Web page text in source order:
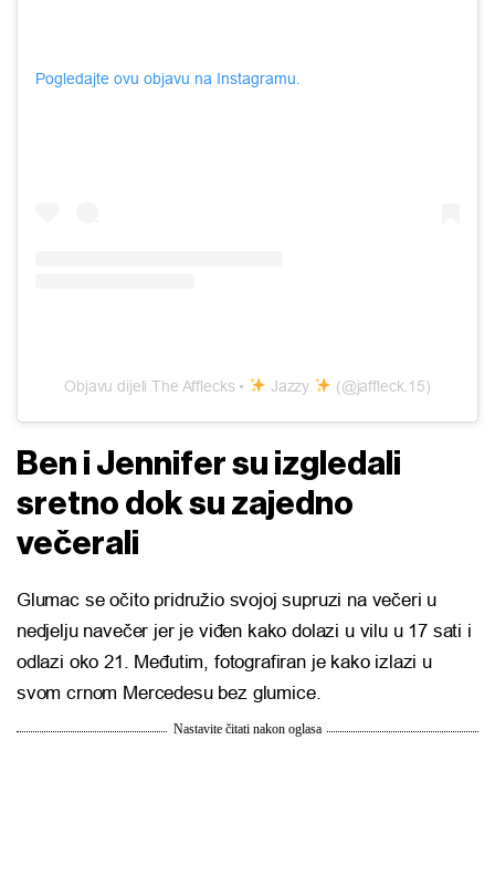
Pogledajte ovu objavu na Instagramu.
Objavu dijeli The Afflecks • Jazzy (@jaffleck.15)
Ben i Jennifer su izgledali
sretno dok su zajedno
večerali
Glumac se očito pridružio svojoj supruzi na večeri u
nedjelju navečer jer je viđen kako dolazi u vilu u 17 sati i
odlazi oko 21. Međutim, fotografiran je kako izlazi u
svom crnom Mercedesu bez glumice.
Nastavite čitati nakon oglasa